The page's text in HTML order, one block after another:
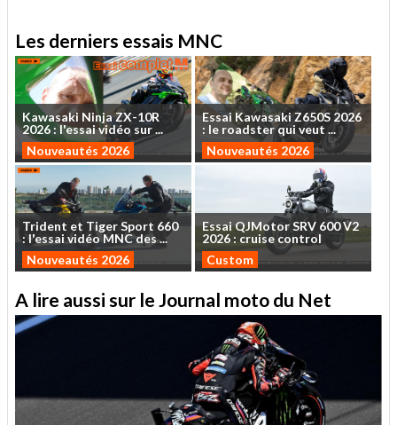
Les derniers essais MNC
Kawasaki NinjaZX-10R
2026: l'essaividéo sur...
Nouveautés 2026
Essai Kawasaki Z650S 2026
: le roadsterquiveut ...
Nouveautés 2026
Trident et TigerSport 660
: l'essaividéo MNCdes...
Nouveautés 2026
EssaiQJMotorSRV 600V2
2026 : cruise control
Custom
A lire aussi sur le Journal moto du Net